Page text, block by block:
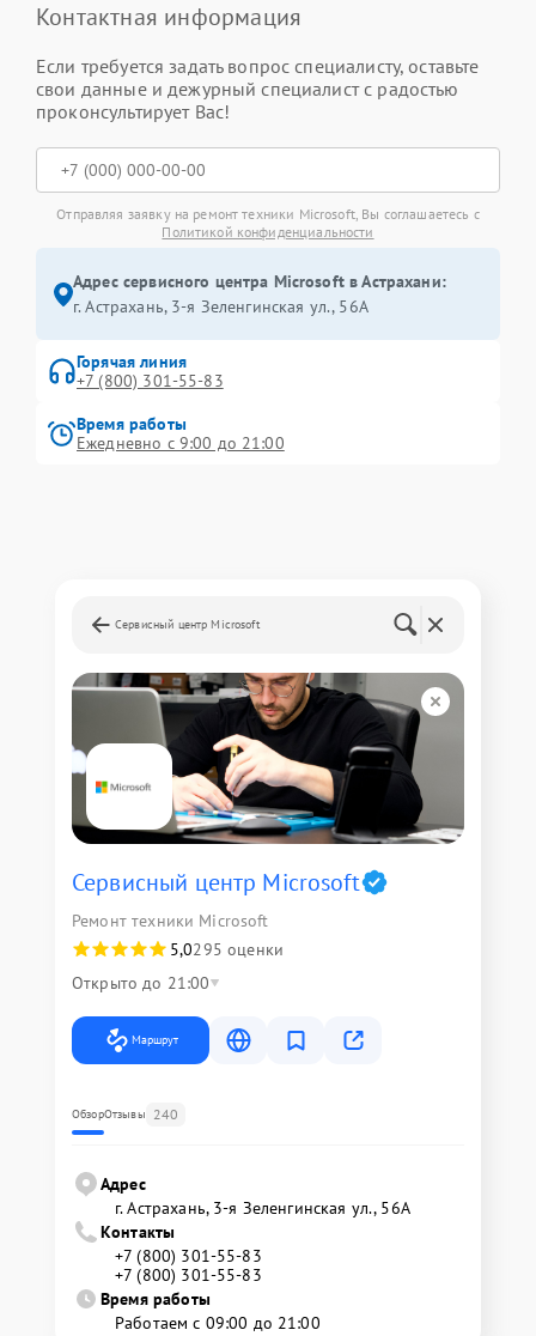
Контактная информация
Если требуется задать вопрос специалисту, оставьте
свои данные и дежурный специалист с радостью
проконсультирует Вас!
Отправляя заявку на ремонт техники Microsoft, Вы соглашаетесь с
Политикой конфиденциальности
Адрес сервисного центра Microsoft в Астрахани:
г. Астрахань, 3-я Зеленгинская ул., 56А
Горячая линия
+7 (800) 301-55-83
Время работы
Ежедневно с 9:00 до 21:00
Сервисный центр Microsoft
Сервисный центр Microsoft
Ремонт техники Microsoft
5,0295 оценки
Открыто до 21:00
Маршрут
ОбзорОтзывы 240
Адрес
г. Астрахань, 3-я Зеленгинская ул., 56А
Контакты
+7 (800) 301-55-83
+7 (800) 301-55-83
Время работы
Работаем с 09:00 до 21:00